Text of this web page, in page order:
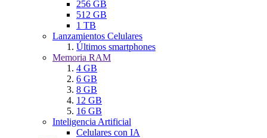
256 GB
512 GB
1 TB
Lanzamientos Celulares
Últimos smartphones
Memoria RAM
4 GB
6 GB
8 GB
12 GB
16 GB
Inteligencia Artificial
Celulares con IA